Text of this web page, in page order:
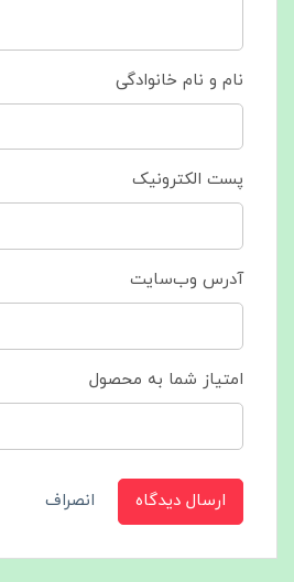
نام و نام خانوادگی
پست الکترونیک
آدرس وب‌سایت
امتیاز شما به محصول
ارسال دیدگاه انصراف